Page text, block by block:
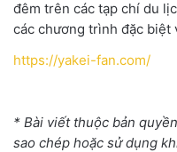
đêm trên các tạp chí du
các chương trình đặc biệt
https://yakei-fan.com/
* Bài viết thuộc bản
sao chép hoặc sử dụng